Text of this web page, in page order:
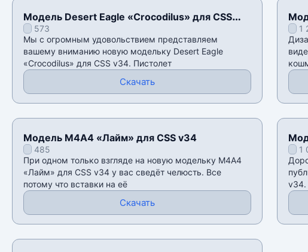
Модель Desert Eagle «Crocodilus» для CSS
v34573
Мы с огромным удовольствием представляем
вашему вниманию новую модельку Desert Eagle
«Crocodilus» для CSS v34. Пистолет
Скачать
1
Модель М4А4 «Лайм» для CSS v34
485
При одном только взгляде на новую модельку М4А4
«Лайм» для CSS v34 у вас сведëт челюсть. Все
потому что вставки на её
Скачать
1
v34.